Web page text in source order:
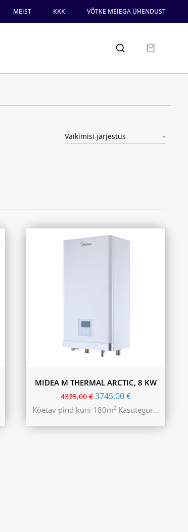
MEIST KKK VÕTKE MEIEGA ÜHENDUST
MIDEA M THERMAL ARCTIC, 8 KW
4375,00€ 3745,00€
Köetav pind kuni 180m² Kasutegur…